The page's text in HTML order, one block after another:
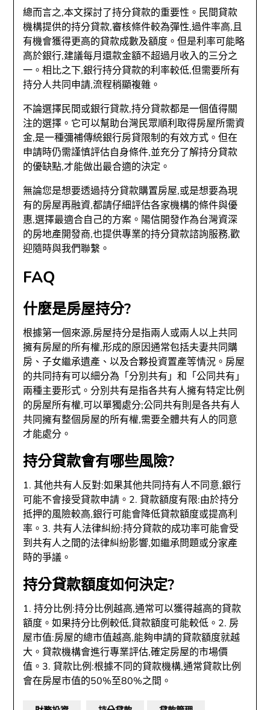
總而言之,本文探討了持分貸款的重要性。民間貸款
機構提供的持分貸款,審核條件較為彈性,過件率高,且
有機會獲得更高的貸款成數及額度。但是利率可能略
高於銀行,建議每月還款金額不超過月收入的三分之
一。相比之下,銀行持分貸款的利率較低,但需要所有
持分人共同申請,流程稍顯複雜。
不論選擇民間或銀行貸款,持分貸款都是一個值得關
注的選擇。它可以幫助台灣民眾順利取得房屋所需資
金,是一種彌補傳統銀行房貸限制的有效方式。但在
申請時仍需謹慎評估自身條件,並充分了解持分貸款
的優缺點,才能做出最合適的決定。
無論您是想要透過持分貸款購置房屋,或是想要為現
有的房屋再融資,都請仔細評估各家機構的條件與優
惠,選擇最適合自己的方案。陽信開發作為台灣資深
的房地產開發商,也提供專業的持分貸款諮詢服務,歡
迎隨時與我們聯繫。
FAQ
什麼是房屋持分?
根據第一個來源,房屋持分是指兩人或兩人以上共同
擁有房屋的所有權,形成的原因通常包括夫妻共同購
房、子女繼承遺產、以及合夥投資置產等情況。房屋
的共同持有可以細分為「分別共有」和「公同共有」
兩種主要形式。分別共有是指各共有人擁有特定比例
的房屋所有權,可以單獨處分;公同共有則是各共有人
共同擁有整個房屋的所有權,需要全體共有人的同意
才能處分。
持分貸款會有哪些風險?
1. 其他共有人反對:如果其他共同持有人不同意,銀行
可能不會接受貸款申請。2. 貸款額度有限:由於持分
抵押的風險較高,銀行可能會降低貸款額度或提高利
率。3. 共有人法律糾紛:持分貸款的成功率可能會受
到共有人之間的法律糾紛影響,如繼承問題或分家產
時的爭議。
持分貸款額度如何決定?
1. 持分比例:持分比例越高,通常可以獲得越高的貸款
額度。如果持分比例較低,貸款額度可能較低。2. 房
屋市值:房屋的總市值越高,能夠申請的貸款額度就越
大。貸款機構會進行專業評估,確定房屋的市場價
值。3. 貸款比例:根據不同的貸款機構,通常貸款比例
會在房屋市值的50%至80%之間。